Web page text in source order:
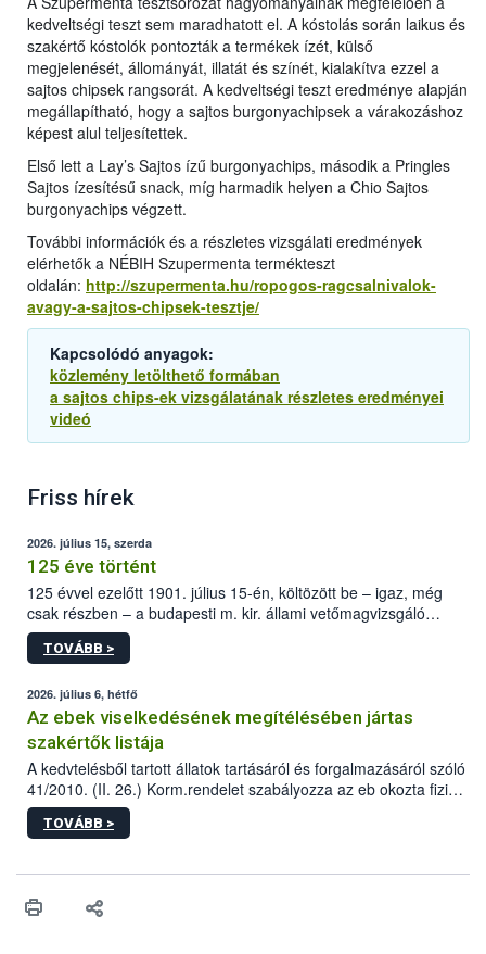
kedveltségi teszt sem maradhatott el. A kóstolás során laikus és
szakértő kóstolók pontozták a termékek ízét, külső
megjelenését, állományát, illatát és színét, kialakítva ezzel a
sajtos chipsek rangsorát. A kedveltségi teszt eredménye alapján
megállapítható, hogy a sajtos burgonyachipsek a várakozáshoz
képest alul teljesítettek.
Első lett a Lay’s Sajtos ízű burgonyachips, második a Pringles
Sajtos ízesítésű snack, míg harmadik helyen a Chio Sajtos
burgonyachips végzett.
További információk és a részletes vizsgálati eredmények
elérhetők a NÉBIH Szupermenta termékteszt
oldalán: http://szupermenta.hu/ropogos-ragcsalnivalok-
avagy-a-sajtos-chipsek-tesztje/
Kapcsolódó anyagok:
közlemény letölthető formában
a sajtos chips-ek vizsgálatának részletes eredményei
videó
Friss hírek
2026. július 15, szerda
125 éve történt
125 évvel ezelőtt 1901. július 15-én, költözött be – igaz, még
csak részben – a budapesti m. kir. állami vetőmagvizsgáló
állomás a Kis Rókus utca 15. szám alatti, Czigler Győző által
tervezett új épületébe.
TOVÁBB >
2026. július 6, hétfő
Az ebek viselkedésének megítélésében jártas
szakértők listája
A kedvtelésből tartott állatok tartásáról és forgalmazásáról szóló
41/2010. (II. 26.) Korm.rendelet szabályozza az eb okozta fizikai
sérülés, illetve ennek veszélye keletkezésekor felmerülő
hatósági feladatokat, valamint a veszélyes eb tartását és annak
vonni az ebek viselkedésének megítélésében jártas szakértőt.
TOVÁBB >